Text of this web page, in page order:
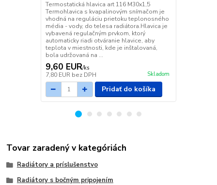
Termostatická hlavica art 116 M30x1,5
Termohlavica s kvapalinovým snímačom je
vhodná na reguláciu prietoku teplonosného
média - vody, do telesa radiátora.Hlavica je
vybavená regulačným prvkom, ktorý
automaticky riadi otváranie hlavice, aby
teplota v miestnosti, kde je inštalovaná,
bola udržovaná na ...
9,60 EUR/ks
7,80 EUR bez DPH Skladom
Pridať do košíka
Tovar zaradený v kategóriách
Radiátory a príslušenstvo
Radiátory s bočným pripojením